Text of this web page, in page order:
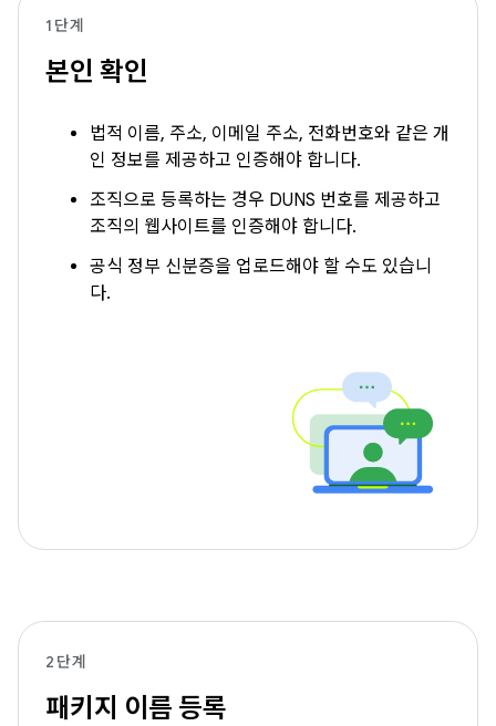
1단계
본인 확인
법적 이름, 주소, 이메일 주소, 전화번호와 같은 개
인 정보를 제공하고 인증해야 합니다.
조직으로 등록하는 경우 DUNS 번호를 제공하고
조직의 웹사이트를 인증해야 합니다.
공식 정부 신분증을 업로드해야 할 수도 있습니
다.
2단계
패키지 이름 등록